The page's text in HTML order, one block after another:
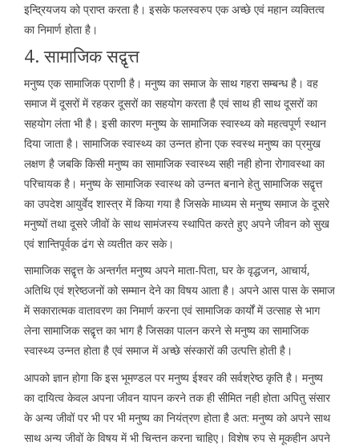
इन्द्रियजय को प्राप्त करता है। इसके फलस्वरुप एक अच्छे एवं महान व्यक्तित्व
का निमार्ण होता है।
4. सामाजिक सद्वृत्त
मनुष्य एक सामाजिक प्राणी है। मनुष्य का समाज के साथ गहरा सम्बन्ध है। वह
समाज में दूसरों में रहकर दूसरों का सहयोग करता है एवं साथ ही साथ दूसरों का
सहयोग लंता भी है। इसी कारण मनुष्य के सामाजिक स्वास्थ्य को महत्वपूर्ण स्थान
दिया जाता है। सामाजिक स्वास्थ्य का उन्नत होना एक स्वस्थ मनुष्य का प्रमुख
लक्षण है जबकि किसी मनुष्य का सामाजिक स्वास्थ्य सही नही होना रोगावस्था का
परिचायक है। मनुष्य के सामाजिक स्वास्थ को उन्नत बनाने हेतु सामाजिक सद्वृत्त
का उपदेश आयुर्वेद शास्त्र में किया गया है जिसके माध्यम से मनुष्य समाज के दूसरे
मनुष्यों तथा दूसरे जीवों के साथ सामंजस्य स्थापित करते हुए अपने जीवन को सुख
एवं शान्तिपूर्वक ढंग से व्यतीत कर सके।
सामाजिक सद्वृत्त के अन्तर्गत मनुष्य अपने माता-पिता, घर के वृद्धजन, आचार्य,
अतिथि एवं श्रेष्ठजनों को सम्मान देने का विषय आता है। अपने आस पास के समाज
में सकारात्मक वातावरण का निमार्ण करना एवं सामाजिक कार्यों में उत्साह से भाग
लेना सामाजिक सद्वृत्त का भाग है जिसका पालन करने से मनुष्य का सामाजिक
स्वास्थ्य उन्नत होता है एवं समाज में अच्छे संस्कारों की उत्पत्ति होती है।
आपको ज्ञान होगा कि इस भूमण्डल पर मनुष्य ईश्वर की सर्वश्रेष्ठ कृति है। मनुष्य
का दायित्व केवल अपना जीवन यापन करने तक ही सीमित नही होता अपितु संसार
के अन्य जीवों पर भी पर भी मनुष्य का नियंत्रण होता है अत: मनुष्य को अपने साथ
साथ अन्य जीवों के विषय में भी चिन्तन करना चाहिए। विशेष रुप से मूकहीन अपने